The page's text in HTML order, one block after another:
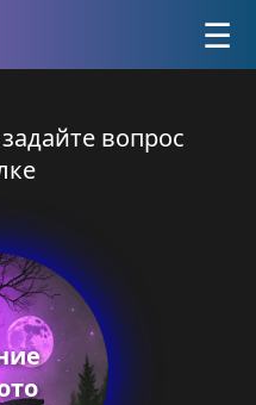
☰
вопрос